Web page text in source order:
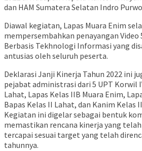
dan HAM Sumatera Selatan Indro
Diawal kegiatan, Lapas Muara Enim
mempersembahkan penayangan Video
Berbasis Tekhnologi Informasi yang
antusias oleh seluruh peserta.
Deklarasi Janji Kinerja Tahun 2022 ini
pejabat administrasi dari 5 UPT Korwil
Lahat, Lapas Kelas IIB Muara Enim,
Bapas Kelas II Lahat, dan Kanim Kelas
Kegiatan ini digelar sebagai bentuk
memastikan rencana kinerja yang
tercapai sesuai target yang telah
tahunnya.